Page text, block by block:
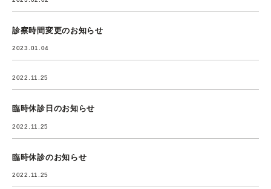
診察時間変更のお知らせ
2023.01.04
2022.11.25
臨時休診日のお知らせ
2022.11.25
臨時休診のお知らせ
2022.11.25